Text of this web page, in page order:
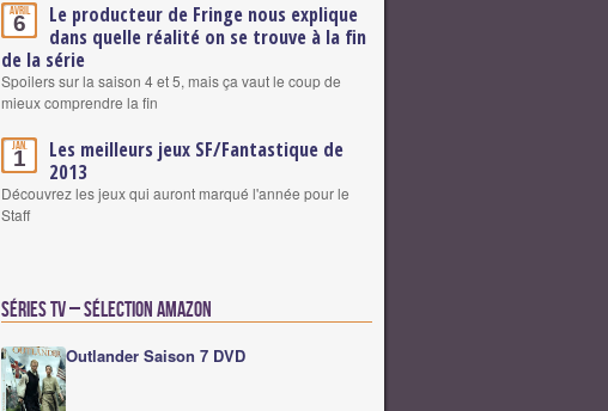
Avril
6
Le producteur de Fringe nous explique
dans quelle réalité on se trouve à la fin
de la série
Spoilers sur la saison 4 et 5, mais ça vaut le coup de
mieux comprendre la fin
Jan.
1
Les meilleurs jeux SF/Fantastique de
2013
Découvrez les jeux qui auront marqué l'année pour le
Staff
Séries TV – Sélection Amazon
Outlander Saison 7 DVD